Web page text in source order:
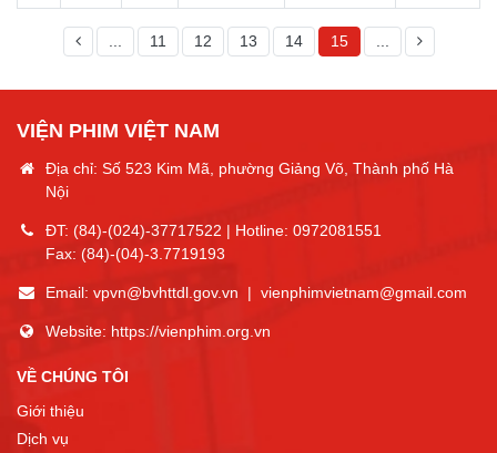
11 12 13 14 15
VIỆN PHIM VIỆT NAM
Địa chỉ: Số 523 Kim Mã, phường Giảng Võ, Thành phố Hà
Nội
ĐT: (84)-(024)-37717522 | Hotline: 0972081551
Fax: (84)-(04)-3.7719193
Email: vpvn@bvhttdl.gov.vn | vienphimvietnam@gmail.com
Website: https://vienphim.org.vn
VỀ CHÚNG TÔI
Giới thiệu
Dịch vụ